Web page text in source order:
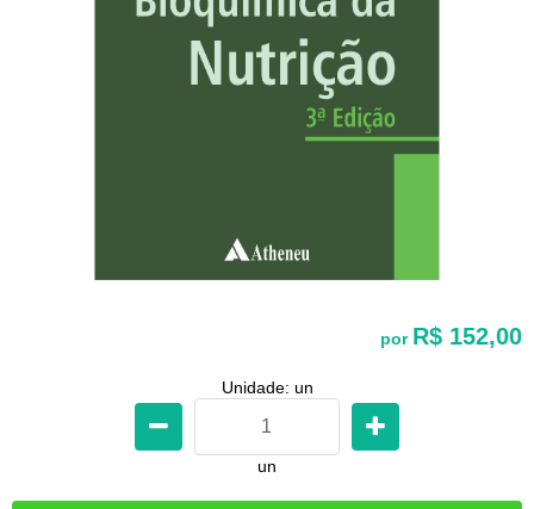
por R$ 152,00
Unidade: un
un